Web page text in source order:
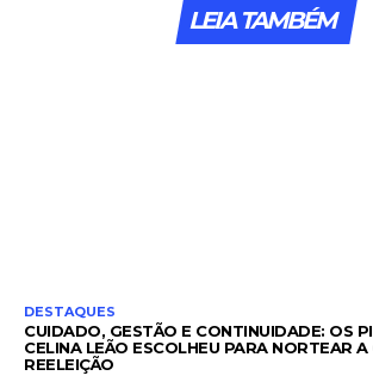
LEIA TAMBÉM
DESTAQUES
CUIDADO, GESTÃO E CONTINUIDADE: OS
CELINA LEÃO ESCOLHEU PARA NORTEAR
REELEIÇÃO